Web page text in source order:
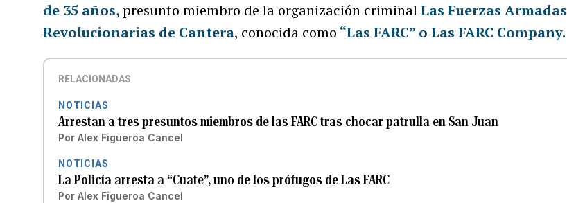
de 35 años,presunto miembro de la organización criminalLas Fuerzas Armadas
Revolucionarias de Cantera, conocida como “Las FARC” o Las FARC Company.
RELACIONADAS
NOTICIAS
Arrestan a tres presuntos miembros de las FARC tras chocar patrulla en San Juan
Por Alex Figueroa Cancel
NOTICIAS
La Policía arresta a “Cuate”, uno de los prófugos de Las FARC
Por Alex Figueroa Cancel